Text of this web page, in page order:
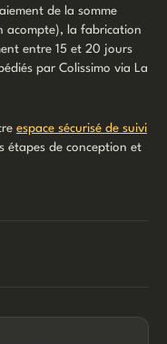
de la somme
acompte), la fabrication
entre 15 et 20 jours
par Colissimo via La
espace sécurisé de suivi
étapes de conception et